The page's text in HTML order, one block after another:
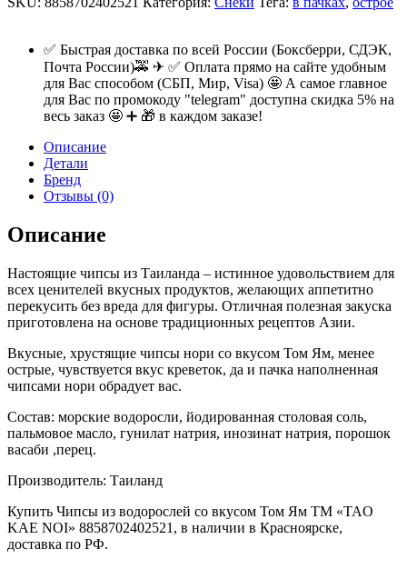
✅ Быстрая доставка по всей России (Боксберри, СДЭК,
Почта России)🚕 ✈ ✅ Оплата прямо на сайте удобным
для Вас способом (СБП, Мир, Visa) 🤩 А самое главное
для Вас по промокоду "telegram" доступна скидка 5% на
весь заказ 🤩 ➕ 🎁 в каждом заказе!
Описание
Детали
Бренд
Отзывы (0)
Описание
Настоящие чипсы из Таиланда – истинное удовольствием для
всех ценителей вкусных продуктов, желающих аппетитно
перекусить без вреда для фигуры. Отличная полезная закуска
приготовлена на основе традиционных рецептов Азии.
Вкусные, хрустящие чипсы нори со вкусом Том Ям, менее
острые, чувствуется вкус креветок, да и пачка наполненная
чипсами нори обрадует вас.
Состав: морские водоросли, йодированная столовая соль,
пальмовое масло, гунилат натрия, инозинат натрия, порошок
васаби ,перец.
Производитель: Таиланд
Купить Чипсы из водорослей со вкусом Том Ям ТМ «TAO
KAE NOI» 8858702402521, в наличии в Красноярске,
доставка по РФ.